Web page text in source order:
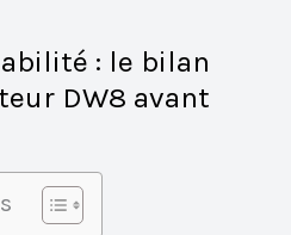
: le bilan
DW8 avant